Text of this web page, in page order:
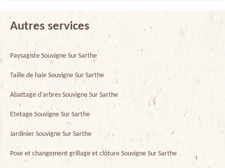
Autres services
Paysagiste Souvigne Sur Sarthe
Taille de haie Souvigne Sur Sarthe
Abattage d'arbres Souvigne Sur Sarthe
Etetage Souvigne Sur Sarthe
Jardinier Souvigne Sur Sarthe
Pose et changement grillage et clôture Souvigne Sur Sarthe